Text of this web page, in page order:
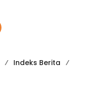
Indeks Berita